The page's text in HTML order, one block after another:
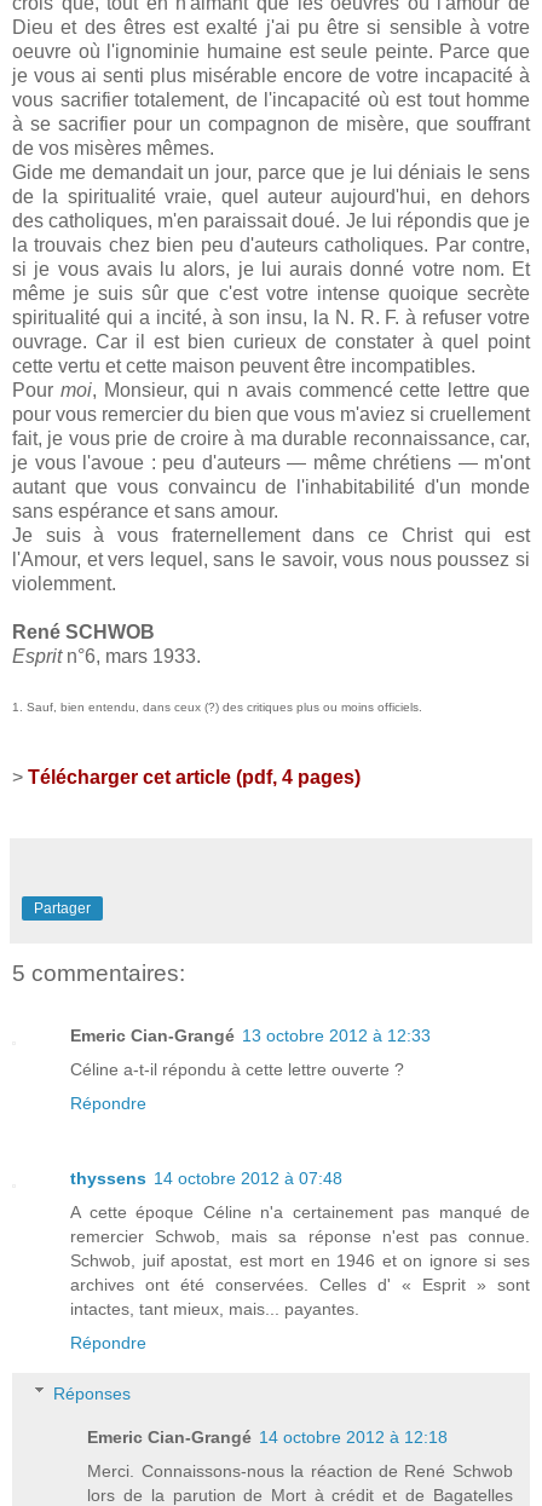
Dieu et des êtres est exalté j'ai pu être si sensible à votre
oeuvre où l'ignominie humaine est seule peinte. Parce que
je vous ai senti plus misérable encore de votre incapacité à
vous sacrifier totalement, de l'incapacité où est tout homme
à se sacrifier pour un compagnon de misère, que souffrant
de vos misères mêmes.
Gide me demandait un jour, parce que je lui déniais le sens
de la spiritualité vraie, quel auteur aujourd'hui, en dehors
des catholiques, m'en paraissait doué. Je lui répondis que je
la trouvais chez bien peu d'auteurs catholiques. Par contre,
si je vous avais lu alors, je lui aurais donné votre nom. Et
même je suis sûr que c'est votre intense quoique secrète
spiritualité qui a incité, à son insu, la N. R. F. à refuser votre
ouvrage. Car il est bien curieux de constater à quel point
cette vertu et cette maison peuvent être incompatibles.
Pour moi, Monsieur, qui n avais commencé cette lettre que
pour vous remercier du bien que vous m'aviez si cruellement
fait, je vous prie de croire à ma durable reconnaissance, car,
je vous l'avoue : peu d'auteurs — même chrétiens — m'ont
autant que vous convaincu de l'inhabitabilité d'un monde
sans espérance et sans amour.
Je suis à vous fraternellement dans ce Christ qui est
l'Amour, et vers lequel, sans le savoir, vous nous poussez si
violemment.
René SCHWOB
Espritn°6, mars 1933.
1. Sauf, bien entendu, dans ceux (?) des critiques plus ou moins officiels.
> Télécharger cet article (pdf, 4 pages)
Partager
5 commentaires:
Emeric Cian-Grangé 13 octobre 2012 à 12:33
Céline a-t-il répondu à cette lettre ouverte ?
Répondre
thyssens 14 octobre 2012 à 07:48
A cette époque Céline n'a certainement pas manqué de
remercier Schwob, mais sa réponse n'est pas connue.
Schwob, juif apostat, est mort en 1946 et on ignore si ses
archives ont été conservées. Celles d' « Esprit » sont
intactes, tant mieux, mais... payantes.
Répondre
Réponses
Emeric Cian-Grangé 14 octobre 2012 à 12:18
Merci. Connaissons-nous la réaction de René Schwob
lors de la parution de Mort à crédit et de Bagatelles